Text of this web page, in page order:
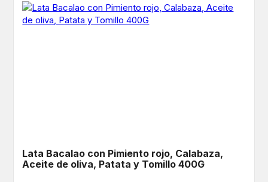
Lata Bacalao con Pimiento rojo, Calabaza,
Aceite de oliva, Patata y Tomillo 400G